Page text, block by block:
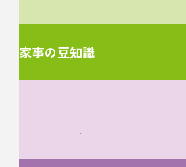
家事の豆知識